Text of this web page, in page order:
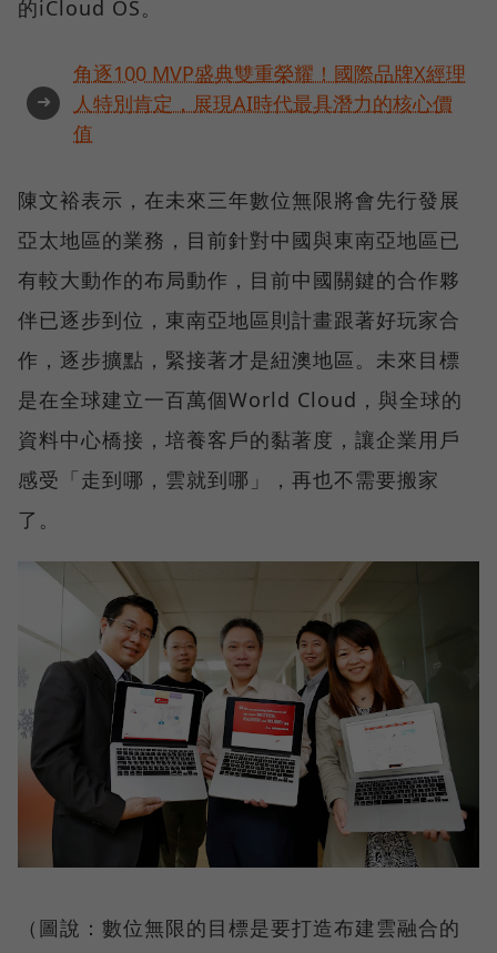
的iCloud OS。
➜
角逐100 MVP盛典雙重榮耀！國際品牌X經理
人特別肯定，展現AI時代最具潛力的核心價
值
陳文裕表示，在未來三年數位無限將會先行發展
亞太地區的業務，目前針對中國與東南亞地區已
有較大動作的布局動作，目前中國關鍵的合作夥
伴已逐步到位，東南亞地區則計畫跟著好玩家合
作，逐步擴點，緊接著才是紐澳地區。未來目標
是在全球建立一百萬個World Cloud，與全球的
資料中心橋接，培養客戶的黏著度，讓企業用戶
感受「走到哪，雲就到哪」，再也不需要搬家
了。
（圖說：數位無限的目標是要打造布建雲融合的